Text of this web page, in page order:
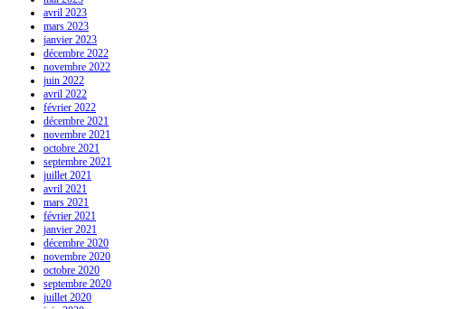
avril 2023
mars 2023
janvier 2023
décembre 2022
novembre 2022
juin 2022
avril 2022
février 2022
décembre 2021
novembre 2021
octobre 2021
septembre 2021
juillet 2021
avril 2021
mars 2021
février 2021
janvier 2021
décembre 2020
novembre 2020
octobre 2020
septembre 2020
juillet 2020